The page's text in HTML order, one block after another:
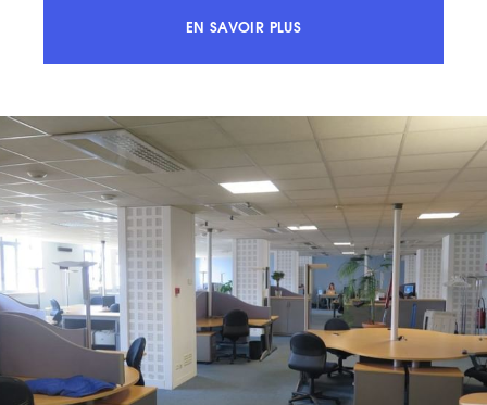
EN SAVOIR PLUSACCÉDEZ À 100% DU MARCHÉ ET